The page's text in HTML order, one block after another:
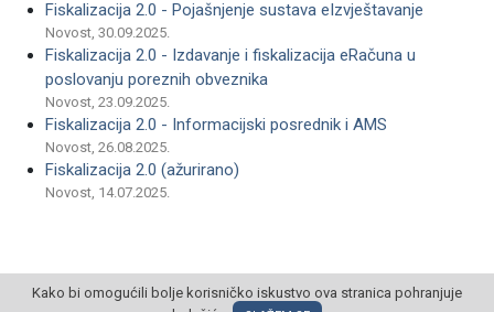
Fiskalizacija 2.0 - Pojašnjenje sustava eIzvještavanje
Novost, 30.09.2025.
Fiskalizacija 2.0 - Izdavanje i fiskalizacija eRačuna u
poslovanju poreznih obveznika
Novost, 23.09.2025.
Fiskalizacija 2.0 - Informacijski posrednik i AMS
Novost, 26.08.2025.
Fiskalizacija 2.0 (ažurirano)
Novost, 14.07.2025.
Kako bi omogućili bolje korisničko iskustvo ova stranica pohranjuje